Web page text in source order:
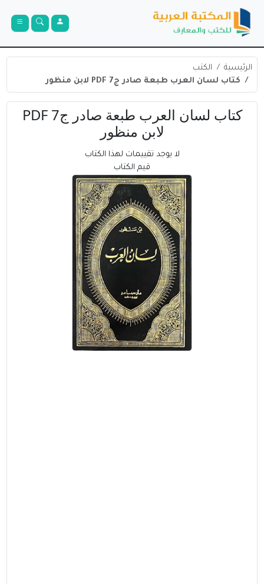
الرئيسية
الكتب
كتاب لسان العرب طبعة صادر ج7 PDF لابن منظور
كتاب لسان العرب طبعة صادر ج7 PDF
لابن منظور
لا يوجد تقييمات لهذا الكتاب
قيم الكتاب